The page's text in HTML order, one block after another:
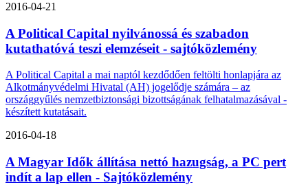
2016-04-21
A Political Capital nyilvánossá és szabadon
kutathatóvá teszi elemzéseit - sajtóközlemény
A Political Capital a mai naptól kezdődően feltölti honlapjára az
Alkotmányvédelmi Hivatal (AH) jogelődje számára – az
országgyűlés nemzetbiztonsági bizottságának felhatalmazásával -
készített kutatásait.
2016-04-18
A Magyar Idők állítása nettó hazugság, a PC pert
indít a lap ellen - Sajtóközlemény